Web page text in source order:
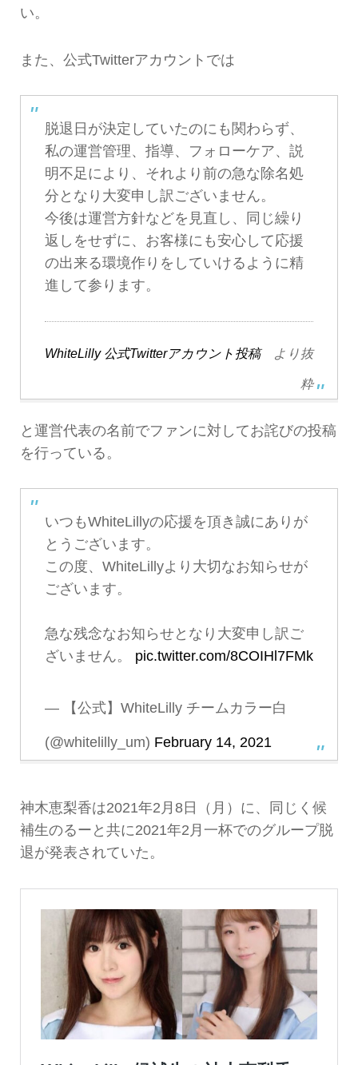
い。
また、公式Twitterアカウントでは
脱退日が決定していたのにも関わらず、
私の運営管理、指導、フォローケア、説
明不足により、それより前の急な除名処
分となり大変申し訳ございません。
今後は運営方針などを見直し、同じ繰り
返しをせずに、お客様にも安心して応援
の出来る環境作りをしていけるように精
進して参ります。
WhiteLilly 公式Twitterアカウント投稿より抜
粋
と運営代表の名前でファンに対してお詫びの投稿
を行っている。
いつもWhiteLillyの応援を頂き誠にありが
とうございます。
この度、WhiteLillyより大切なお知らせが
ございます。
急な残念なお知らせとなり大変申し訳ご
ざいません。 pic.twitter.com/8COIHl7FMk
— 【公式】WhiteLilly チームカラー白
(@whitelilly_um) February 14, 2021
神木恵梨香は2021年2月8日（月）に、同じく候
補生のるーと共に2021年2月一杯でのグループ脱
退が発表されていた。